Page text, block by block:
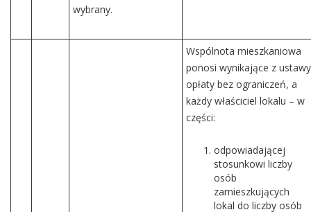
wybrany.
Wspólnota mieszkaniowa
ponosi wynikające z ustawy
opłaty bez ograniczeń, a
każdy właściciel lokalu – w
części:
odpowiadającej
stosunkowi liczby
osób
zamieszkujących
lokal do liczby osób